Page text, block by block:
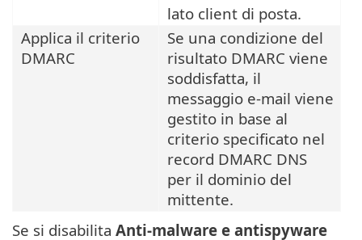
lato client di posta.
Applica il criterio
DMARC
Se una condizione del
risultato DMARC viene
soddisfatta, il
messaggio e-mail viene
gestito in base al
criterio specificato nel
record DMARC DNS
per il dominio del
mittente.
Se si disabilita Anti-malware e antispyware